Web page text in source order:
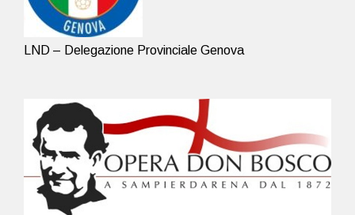
LND – Delegazione Provinciale Genova